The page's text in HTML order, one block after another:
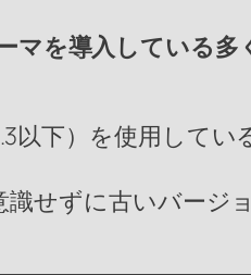
マを導入している多
下）を使用してい
せずに古いバージ